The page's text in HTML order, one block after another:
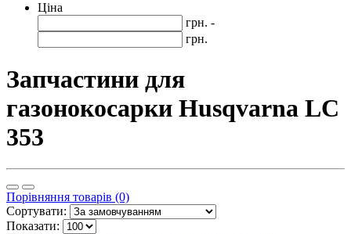
Ціна
грн. -
грн.
Запчастини для
газонокосарки Husqvarna LC
353
Порівняння товарів (0)
Сортувати:
Показати: